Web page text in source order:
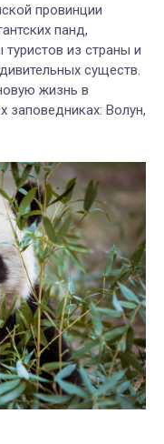
провинции
панд,
из страны и
существ.
жизнь в
заповедниках: Волун,